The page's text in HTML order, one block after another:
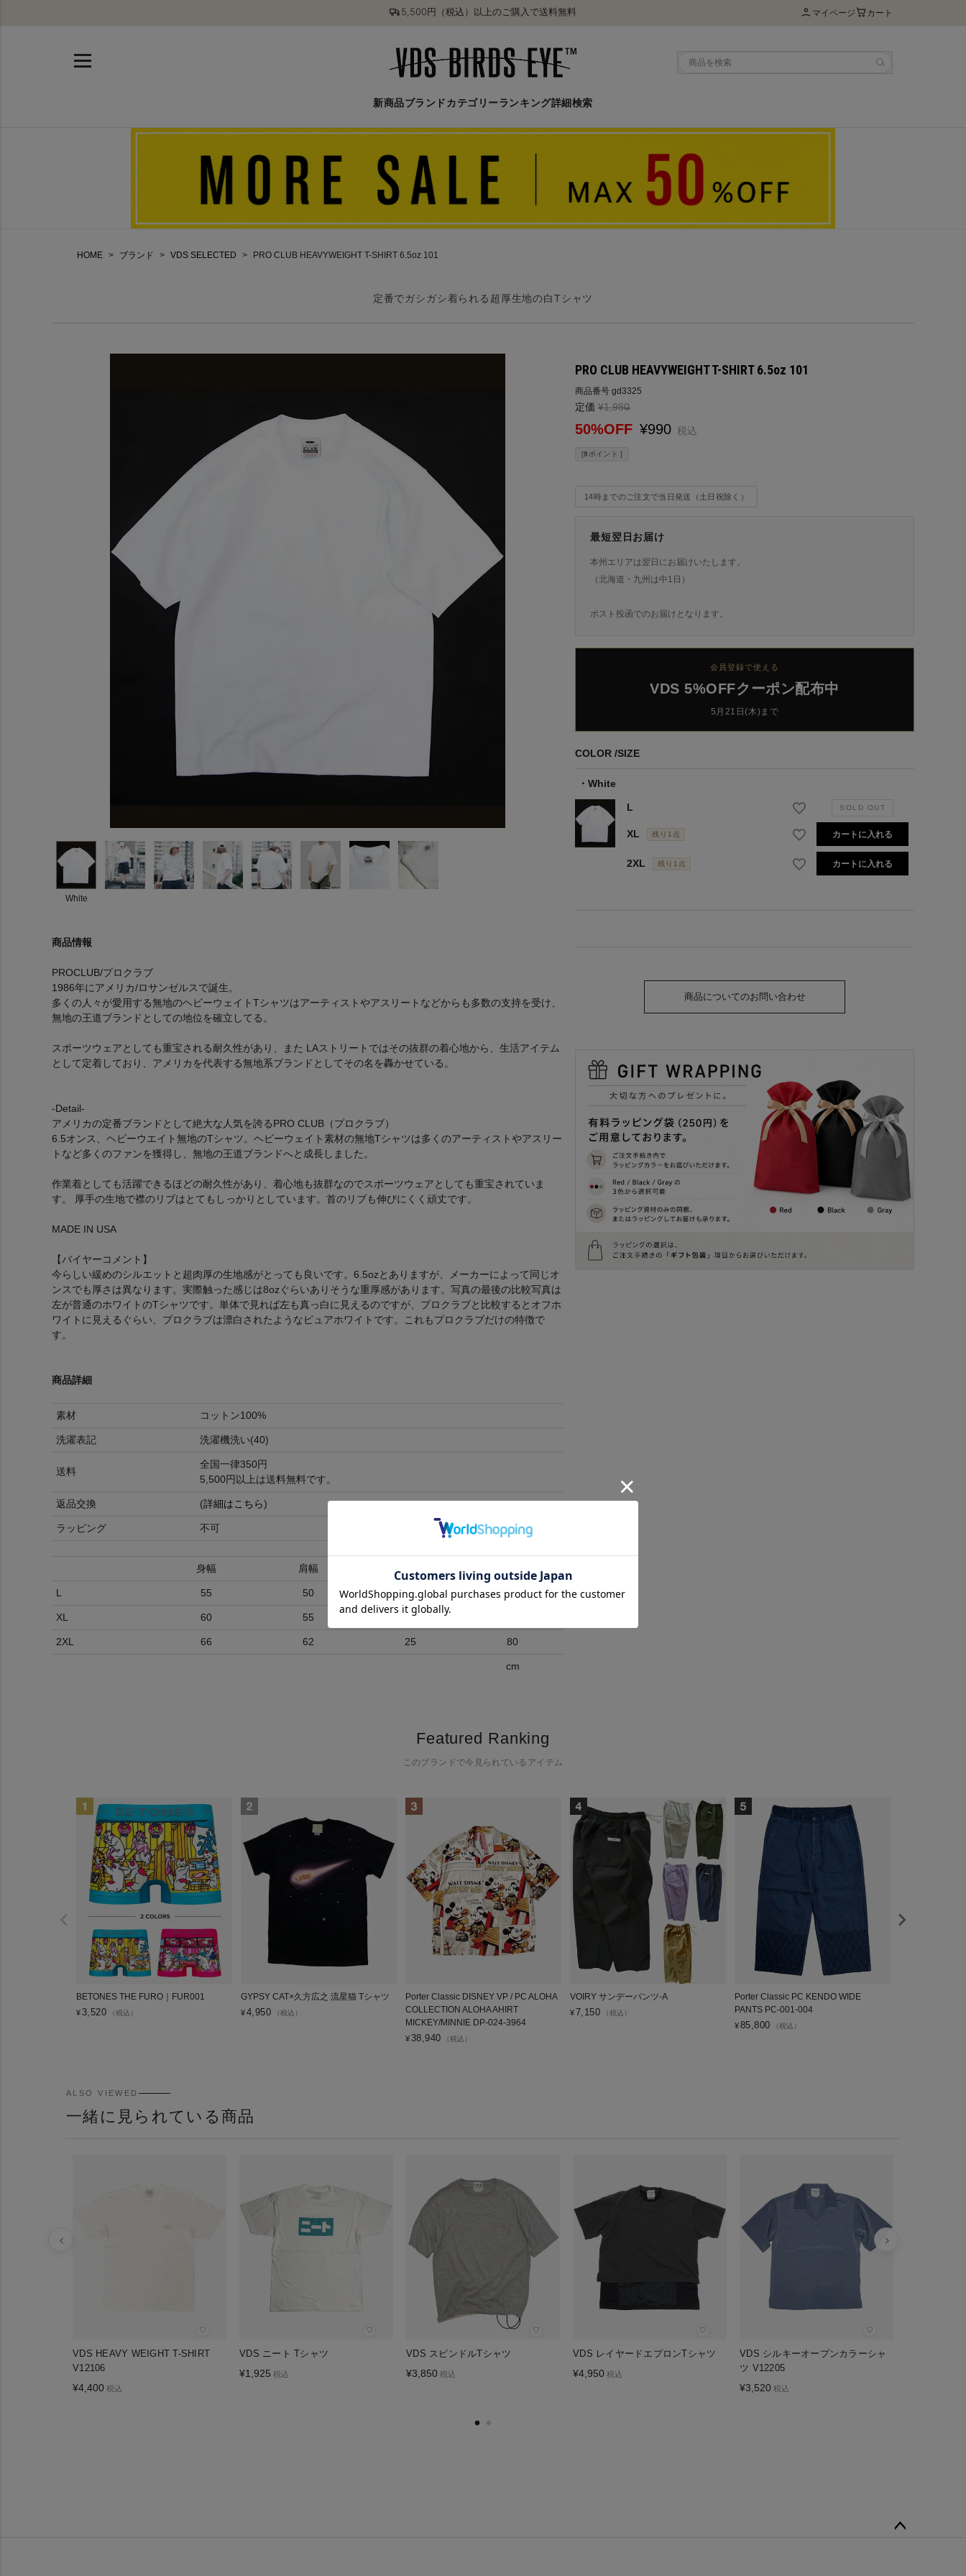
5,500円（税込）以上のご購入で送料無料 マイページ カート
新商品ブランド カテゴリーランキング詳細検索
HOME ブランド VDS SELECTED PRO CLUB HEAVYWEIGHT T-SHIRT 6.5oz 101
定番でガシガシ着られる超厚生地の白Tシャツ
White
商品情報
PROCLUB/プロクラブ
1986年にアメリカ/ロサンゼルスで誕生。
多くの人々が愛用する無地のヘビーウェイトTシャツはアーティストやアスリートなどからも多数の支持を受け、
無地の王道ブランドとしての地位を確立してる。
スポーツウェアとしても重宝される耐久性があり、また LAストリートではその抜群の着心地から、生活アイテム
として定着しており、アメリカを代表する無地系ブランドとしてその名を轟かせている。
-Detail-
アメリカの定番ブランドとして絶大な人気を誇るPRO CLUB（プロクラブ）
6.5オンス、ヘビーウエイト無地のTシャツ。ヘビーウェイト素材の無地Tシャツは多くのアーティストやアスリー
トなど多くのファンを獲得し、無地の王道ブランドへと成長しました。
作業着としても活躍できるほどの耐久性があり、着心地も抜群なのでスポーツウェアとしても重宝されていま
す。 厚手の生地で襟のリブはとてもしっかりとしています。首のリブも伸びにくく頑丈です。
MADE IN USA
【バイヤーコメント】
今らしい緩めのシルエットと超肉厚の生地感がとっても良いです。6.5ozとありますが、メーカーによって同じオ
ンスでも厚さは異なります。実際触った感じは8ozぐらいありそうな重厚感があります。写真の最後の比較写真は
左が普通のホワイトのTシャツです。単体で見れば左も真っ白に見えるのですが、プロクラブと比較するとオフホ
ワイトに見えるぐらい、プロクラブは漂白されたようなピュアホワイトです。これもプロクラブだけの特徴で
す。
商品詳細
素材 コットン100%
洗濯表記 洗濯機洗い(40)
送料
全国一律350円
5,500円以上は送料無料です。
返品交換 (詳細はこちら)
ラッピング 不可
身幅 肩幅
L 55 50 23 73
XL 60 55 24
2XL 66 62 25 80
cm
PRO CLUB HEAVYWEIGHT T-SHIRT 6.5oz 101
商品番号 gd3325
定価 ¥1,980
→
50%OFF ¥990 税込
[9 ポイント ]
14時までのご注文で当日発送（土日祝除く）
最短翌日お届け
本州エリアは翌日にお届けいたします。
（北海道・九州は中1日）
ポスト投函でのお届けとなります。
会員登録で使える
VDS 5%OFFクーポン配布中
5月21日(木)まで
COLOR SIZE
White
L
XL 残り1点 カートに入れる
2XL 残り1点 カートに入れる
商品についてのお問い合わせ
Featured Ranking
このブランドで今見られているアイテム
BETONES THE FURO｜FUR001
¥ 3,520 （税込）
GYPSY CAT×久方広之 流星猫 Tシャツ
¥4,950 （税込）
Porter Classic DISNEY VP / PC ALOHA
COLLECTION ALOHA AHIRT
MICKEY/MINNIE DP-024-3964
¥ 38,940 （税込）
VOIRY サンデーパンツ-A
¥7,150 （税込）
Porter Classic PC KENDO WIDE
PANTS PC-001-004
¥85,800 （税込）
ALSO VIEWED
一緒に見られている商品
♡
VDS HEAVY WEIGHT T-SHIRT
V12106
¥4,400 税込
♡
VDS ニート Tシャツ
¥1,925 税込
♡
VDS スピンドルTシャツ
¥3,850 税込
♡
VDS レイヤードエプロンTシャツ
¥4,950 税込
♡
VDS シルキーオープンカラーシャ
ツ V12205
¥3,520 税込